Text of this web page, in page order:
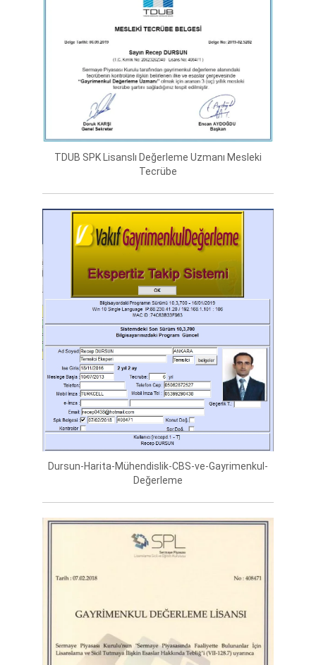
TDUB SPK Lisanslı Değerleme Uzmanı Mesleki
Tecrübe
Dursun-Harita-Mühendislik-CBS-ve-Gayrimenkul-
Değerleme